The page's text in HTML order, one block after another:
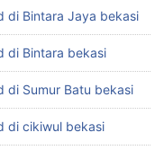
di Bintara Jaya bekasi
di Bintara bekasi
di Sumur Batu bekasi
di cikiwul bekasi